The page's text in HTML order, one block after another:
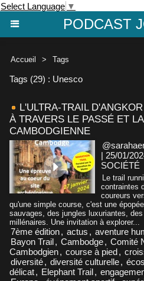
Select Language ▼
PODCAST
Accueil > Tags
Tags (29) : Unesco
L'ULTRA-TRAIL
À TRAVERS LE PASSÉ ET
CAMBODGIENNE
| 25/01/
SOCIÉTÉ
Le trail
contraintes
coureurs
qu'une simple course, c'est une
sauvages, des jungles luxuriantes,
millénaires. Une invitation à explorer...
7ème édition, actus , aventure
Bayon Trail, Cambodge, Comité
Cambodgien, course à pied,
diversité, diversité culturelle,
délicat, Elephant Trail,